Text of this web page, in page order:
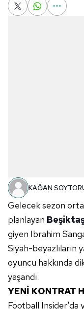
KAĞAN
Gelecek sezon
planlayan
giyen Ibrahim
Siyah-beyazlıların
oyuncu hakkında
yaşandı.
YENİ KONTRAT
Football Insider'da